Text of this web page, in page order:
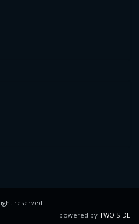
reserved
powered by TWO SIDE